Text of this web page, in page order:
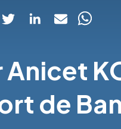
Anicet
de